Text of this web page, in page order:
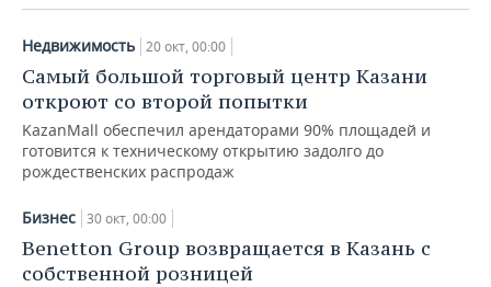
Недвижимость 20 окт, 00:00
Самый большой торговый центр Казани
откроют со второй попытки
KazanMall обеспечил арендаторами 90% площадей и
готовится к техническому открытию задолго до
рождественских распродаж
Бизнес 30 окт, 00:00
Benetton Group возвращается в Казань с
собственной розницей